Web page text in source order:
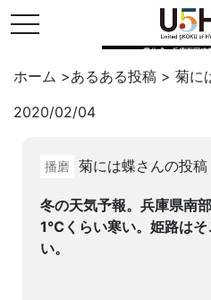
toggle navigation
県公式・兵庫五国連
ホーム >あるある投稿 > 菊に
2020/02/04
播磨 菊には蝶さんの投稿
冬の天気予報。兵庫県南
1℃くらい寒い。姫路は
い。
Twitter
はてブ